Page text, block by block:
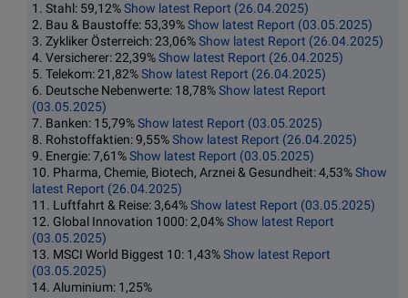
1. Stahl: 59,12%Show latest Report (26.04.2025)
2. Bau & Baustoffe: 53,39%Show latest Report (03.05.2025)
3. Zykliker Österreich: 23,06%Show latest Report (26.04.2025)
4. Versicherer: 22,39%Show latest Report (26.04.2025)
5. Telekom: 21,82%Show latest Report (26.04.2025)
6. Deutsche Nebenwerte: 18,78%Show latest Report
(03.05.2025)
7. Banken: 15,79%Show latest Report (03.05.2025)
8. Rohstoffaktien: 9,55%Show latest Report (26.04.2025)
9. Energie: 7,61%Show latest Report (03.05.2025)
10. Pharma, Chemie, Biotech, Arznei & Gesundheit: 4,53%Show
latest Report (26.04.2025)
11. Luftfahrt & Reise: 3,64%Show latest Report (03.05.2025)
12. Global Innovation 1000: 2,04%Show latest Report
(03.05.2025)
13. MSCI World Biggest 10: 1,43%Show latest Report
(03.05.2025)
14. Aluminium: 1,25%